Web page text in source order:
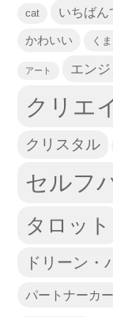
cat いちばん
かわいい く
アート エン
クリエ
クリスタル
セルフ
タロット
ドリーン・
パートナーカ